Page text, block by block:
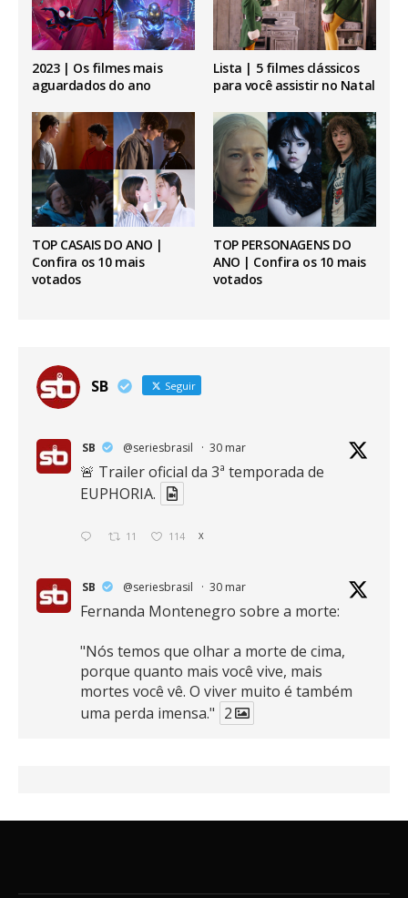
2023 | Os filmes mais
aguardados do ano
Lista | 5 filmes clássicos
para você assistir no Natal
TOP CASAIS DO ANO |
Confira os 10 mais
votados
TOP PERSONAGENS DO
ANO | Confira os 10 mais
votados
SB Seguir
SB @seriesbrasil · 30 mar
🚨 Trailer oficial da 3ª temporada de
EUPHORIA.
11 114 X
SB @seriesbrasil · 30 mar
Fernanda Montenegro sobre a morte:
"Nós temos que olhar a morte de cima,
porque quanto mais você vive, mais
mortes você vê. O viver muito é também
uma perda imensa." 2
16 389 X